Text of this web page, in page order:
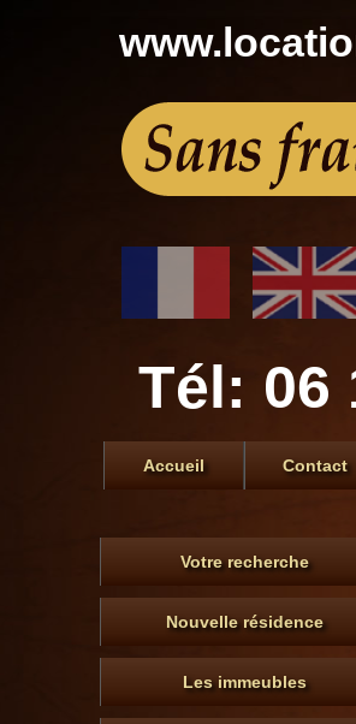
Tél: 06
Accueil Contact
Votre recherche
Nouvelle résidence
Les immeubles